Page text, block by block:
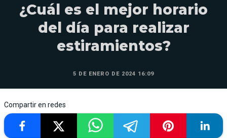
¿Cuál es el mejor horario
del día para realizar
estiramientos?
5 DE ENERO DE 2024 16:09
Compartir en redes